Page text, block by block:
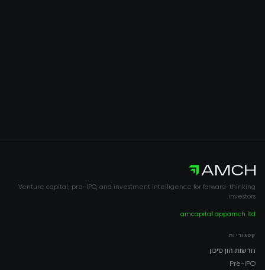
Venture capital, pre-IPO, and investment intelligence for forward-thinking
investors.
amch.ltd
amcapital.app
קטגוריות
חדשות הון סיכון
Pre-IPO